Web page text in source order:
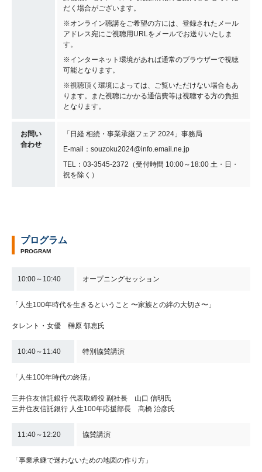
だく場合がございます。
※オンライン聴講をご希望の方には、登録されたメール
アドレス宛にご視聴用URLをメールでお送りいたしま
す。
※インターネット環境があれば通常のブラウザーで視聴
可能となります。
※視聴頂く環境によっては、ご覧いただけない場合もあ
ります。また視聴にかかる通信費等は視聴する方の負担
となります。
お問い
合わせ
「日経 相続・事業承継フェア 2024」事務局
E-mail：souzoku2024@info.email.ne.jp
TEL：03-3545-2372（受付時間 10:00～18:00 土・日・
祝を除く）
プログラム
PROGRAM
10:00～10:40 オープニングセッション
「人生100年時代を生きるということ 〜家族との絆の大切さ〜」
タレント・女優 榊󠄀原 郁恵氏
10:40～11:40 特別協賛講演
「人生100年時代の終活」
三井住友信託銀行 代表取締役 副社長 山口 信明氏
三井住友信託銀行 人生100年応援部長 髙橋 治彦氏
11:40～12:20 協賛講演
「事業承継で迷わないための地図の作り方」